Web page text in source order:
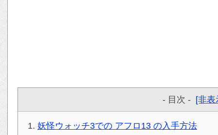
- 目次 - [非表
妖怪ウォッチ3での アフロ13 の入手方法